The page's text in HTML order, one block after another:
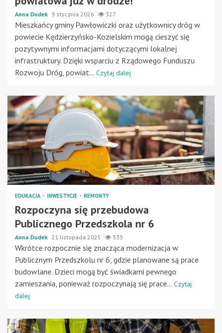
Anna Dudek 9 stycznia 2026 327
Mieszkańcy gminy Pawłowiczki oraz użytkownicy dróg w
powiecie Kędzierzyńsko-Kozielskim mogą cieszyć się
pozytywnymi informacjami dotyczącymi lokalnej
infrastruktury. Dzięki wsparciu z Rządowego Funduszu
Rozwoju Dróg, powiat... Czytaj dalej
EDUKACJA INWESTYCJE REMONTY
Rozpoczyna się przebudowa
Publicznego Przedszkola nr 6
Anna Dudek 21 listopada 2025 333
Wkrótce rozpocznie się znacząca modernizacja w
Publicznym Przedszkolu nr 6, gdzie planowane są prace
budowlane. Dzieci mogą być świadkami pewnego
zamieszania, ponieważ rozpoczynają się prace... Czytaj
dalej